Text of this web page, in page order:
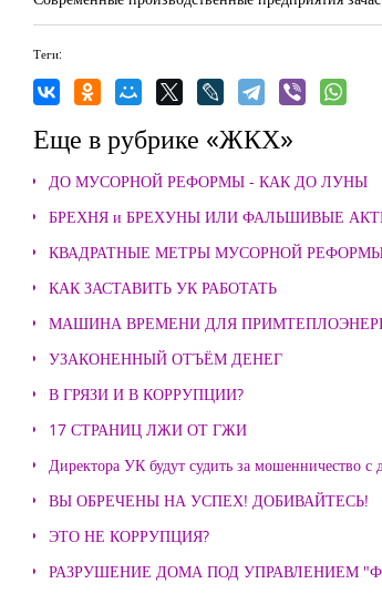
Теги:
Еще в рубрике «ЖКХ»
ДО МУСОРНОЙ РЕФОРМЫ - КАК ДО ЛУНЫ
БРЕХНЯ и БРЕХУНЫ ИЛИ ФАЛЬШИВЫЕ
КВАДРАТНЫЕ МЕТРЫ МУСОРНОЙ
КАК ЗАСТАВИТЬ УК РАБОТАТЬ
МАШИНА ВРЕМЕНИ ДЛЯ
УЗАКОНЕННЫЙ ОТЪЁМ ДЕНЕГ
В ГРЯЗИ И В КОРРУПЦИИ?
17 СТРАНИЦ ЛЖИ ОТ ГЖИ
Директора УК будут судить за мошенничество
ВЫ ОБРЕЧЕНЫ НА УСПЕХ! ДОБИВАЙТЕСЬ!
ЭТО НЕ КОРРУПЦИЯ?
РАЗРУШЕНИЕ ДОМА ПОД УПРАВЛЕНИЕМ